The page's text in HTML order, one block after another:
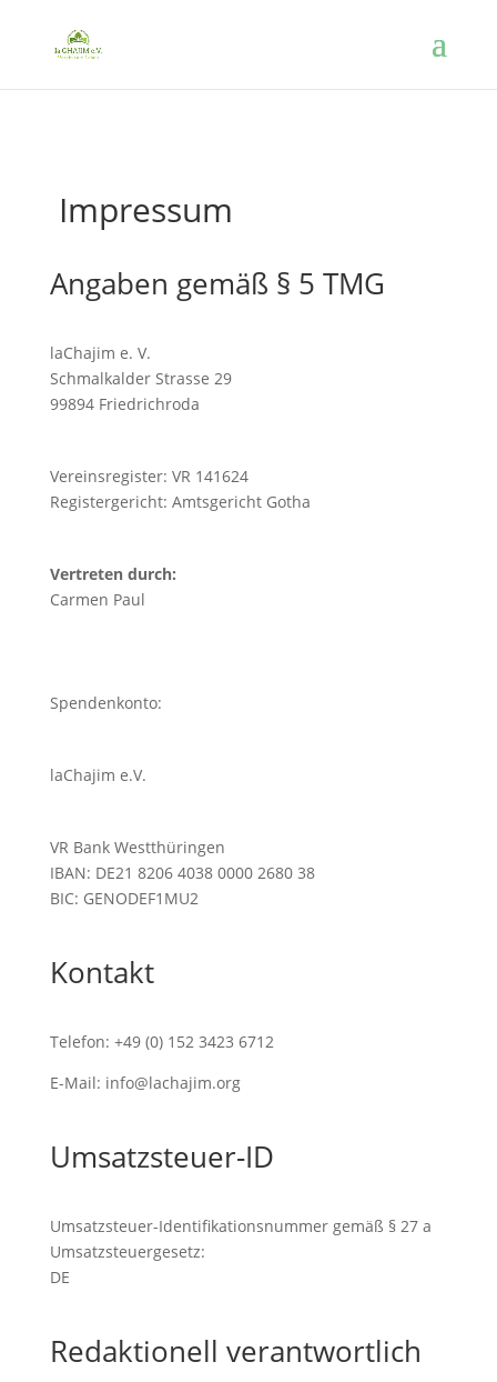
Impressum
Angaben gemäß § 5 TMG
laChajim e. V.
Schmalkalder Strasse 29
99894 Friedrichroda
Vereinsregister: VR 141624
Registergericht: Amtsgericht Gotha
Vertreten durch:
Carmen Paul
Spendenkonto:
laChajim e.V.
VR Bank Westthüringen
IBAN: DE21 8206 4038 0000 2680 38
BIC: GENODEF1MU2
Kontakt
Telefon: +49 (0) 152 3423 6712
E-Mail: info@lachajim.org
Umsatzsteuer-ID
Umsatzsteuer-Identifikationsnummer gemäß § 27 a
Umsatzsteuergesetz:
DE
Redaktionell verantwortlich